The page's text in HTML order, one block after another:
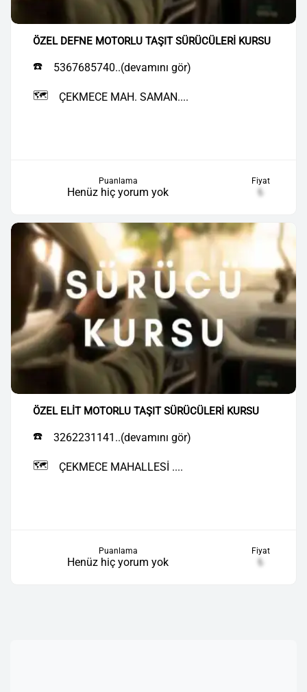
ÖZEL DEFNE MOTORLU TAŞIT SÜRÜCÜLERİ KURSU
☎️ 5367685740..(devamını gör)
🗺️ ÇEKMECE MAH. SAMAN....
Puanlama
Henüz hiç yorum yok
Fiyat
₺
ÖZEL ELİT MOTORLU TAŞIT SÜRÜCÜLERİ KURSU
☎️ 3262231141..(devamını gör)
🗺️ ÇEKMECE MAHALLESİ ....
Puanlama
Henüz hiç yorum yok
Fiyat
₺